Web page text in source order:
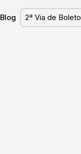
Blog 2ª Via de Boleto